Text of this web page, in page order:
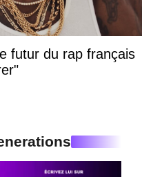
futur du rap français